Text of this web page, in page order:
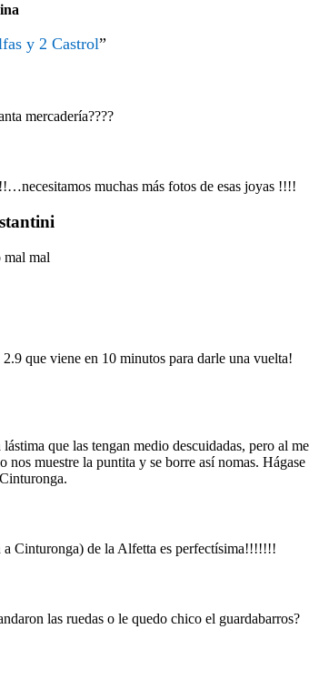
y 2 Castrol”
mercadería????
muchas más fotos de esas joyas !!!!
mal mal
que viene en 10 minutos para darle una vuelta!
que las tengan medio descuidadas, pero al
nos muestre la puntita y se borre así nomas.
a Cinturonga) de la Alfetta es perfectísima!!!!!!!
las ruedas o le quedo chico el guardabarros?